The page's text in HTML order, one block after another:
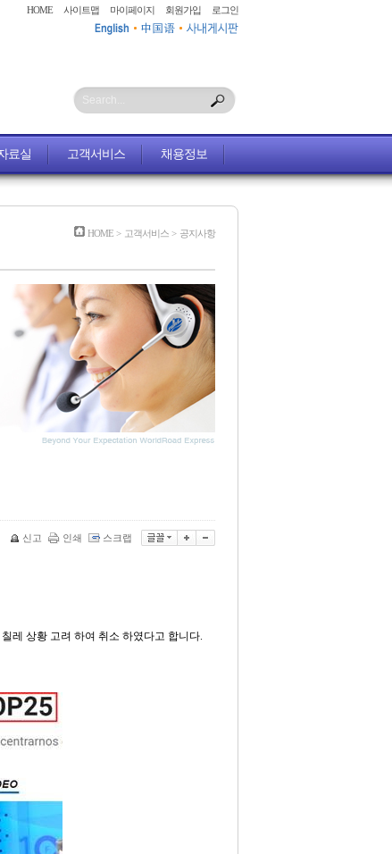
HOME 사이트맵 마이페이지 회원가입 로그인
Search...
료실 고객서비스 채용정보
HOME > 고객서비스 > 공지사항
신고 인쇄 스크랩
칠레 상황 고려 하여 취소 하였다고 합니다.